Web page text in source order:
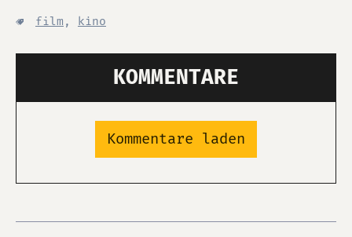
film , kino
KOMMENTARE
Kommentare laden